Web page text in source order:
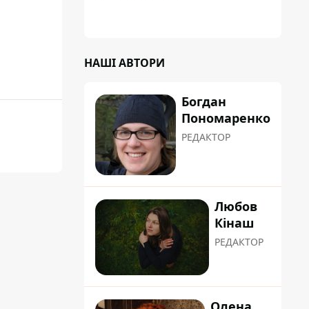
НАШІ АВТОРИ
Богдан
Пономаренко
РЕДАКТОР
Любов
Кінаш
РЕДАКТОР